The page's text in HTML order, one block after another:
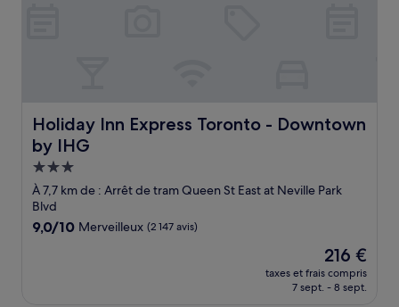
Holiday Inn Express Toronto - Downtown
by IHG
Holiday Inn Express Toronto - Downtown by IHG
Hébergement
3.0 étoiles
À 7,7 km de : Arrêt de tram Queen St East at Neville Park
Blvd
9.0
9,0/10 Merveilleux (2 147 avis)
Le
nouveau
prix
216 €
taxes et frais compris
7 sept. - 8 sept.